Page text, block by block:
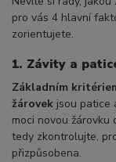
pro vás 4 hlavní
zorientujete.
1. Závity a
Základním
žárovek jsou patice
moci novou žárovku
tedy zkontrolujte,
přizpůsobena.